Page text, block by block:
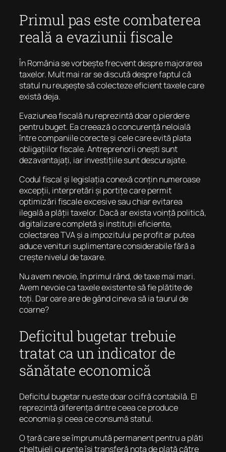
Primul pas este combaterea
reală a evaziunii fiscale
În România se vorbește frecvent despre majorarea
taxelor. Mult mai rar se discută despre faptul că
statul nu reușește să colecteze eficient taxele care
există deja.
Evaziunea fiscală nu reprezintă doar o pierdere
pentru buget. Ea creează o concurență neloială
între companiile corecte și cele care evită plata
obligațiilor fiscale. Antreprenorii onești sunt
dezavantajați, iar investițiile sunt descurajate.
Codul fiscal și legislația conexă conțin numeroase
excepții, interpretări și portițe care permit
optimizări fiscale excesive sau chiar evitarea
ilegală a plății taxelor. Dacă ar exista voință politică,
digitalizare completă și instituții eficiente,
colectarea TVA și a impozitului pe profit ar putea
aduce venituri suplimentare considerabile fără a
crește nivelul de taxare.
Nu avem nevoie, în primul rând, de taxe mai mari.
Avem nevoie ca taxele existente să fie plătite de
toți. Dar oare are de gând cineva să ia taurul de
coarne?
Deficitul bugetar trebuie
tratat ca un indicator de
sănătate economică
Deficitul bugetar nu este doar o cifră contabilă. El
reprezintă diferența dintre ceea ce produce
economia și ceea ce consumă statul.
O țară care se împrumută permanent pentru a plăti
cheltuieli curente își transferă nota de plată către